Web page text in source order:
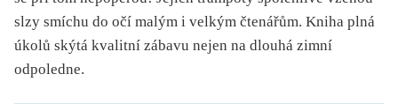
slzy smíchu do očí malým i velkým čtenářům. Kniha plná
úkolů skýtá kvalitní zábavu nejen na dlouhá zimní
odpoledne.